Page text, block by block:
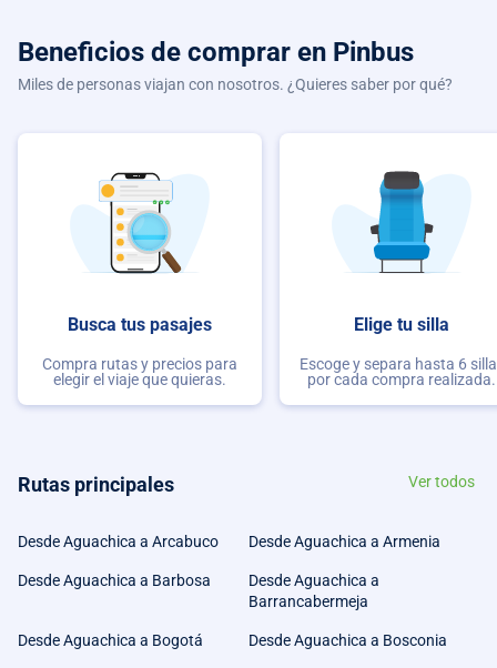
Beneficios de comprar en Pinbus
Miles de personas viajan con nosotros. ¿Quieres saber por qué?
Busca tus pasajes
Compra rutas y precios para
elegir el viaje que quieras.
Elige tu silla
Escoge y separa hasta 6
por cada compra realizada.
Rutas principales Ver todos
Desde Aguachica a Arcabuco Desde Aguachica a Armenia
Desde Aguachica a Barbosa
Desde Aguachica a
Barrancabermeja
Desde Aguachica a Bogotá Desde Aguachica a Bosconia